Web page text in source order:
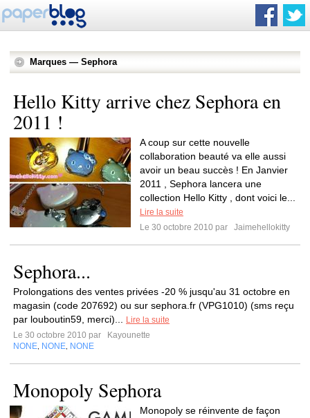
Marques — Sephora
Hello Kitty arrive chez Sephora en
2011 !
A coup sur cette nouvelle
collaboration beauté va elle aussi
avoir un beau succès ! En Janvier
2011 , Sephora lancera une
collection Hello Kitty , dont voici le...
Lire la suite
Le 30 octobre 2010 par
Jaimehellokitty
Sephora...
Prolongations des ventes privées -20 % jusqu'au 31 octobre en
magasin (code 207692) ou sur sephora.fr (VPG1010) (sms reçu
par louboutin59, merci)...
Lire la suite
Le 30 octobre 2010 par
Kayounette
NONE NONE NONE
Monopoly Sephora
Monopoly se réinvente de façon